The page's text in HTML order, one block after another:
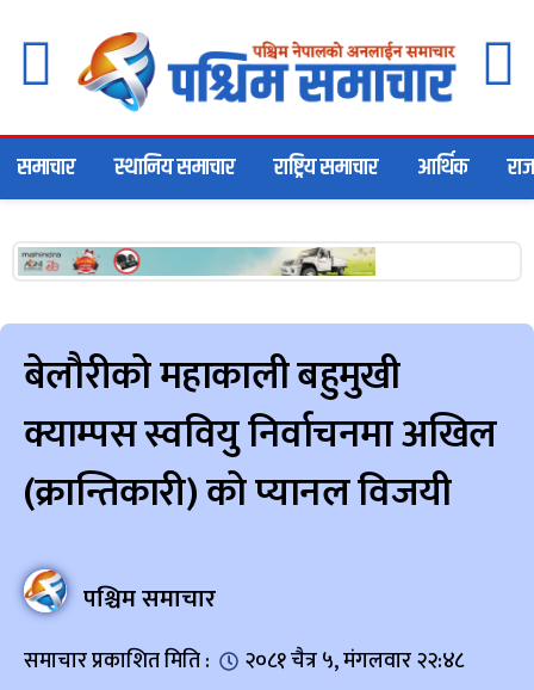
समाचार स्थानिय समाचार राष्ट्रिय समाचार आर्थिक
बेलौरीको महाकाली बहुमुखी
क्याम्पस स्ववियु निर्वाचनमा अखिल
(क्रान्तिकारी) को प्यानल विजयी
पश्चिम समाचार
समाचार प्रकाशित मिति : २०८१ चैत्र ५, मंगलवार २२:४८